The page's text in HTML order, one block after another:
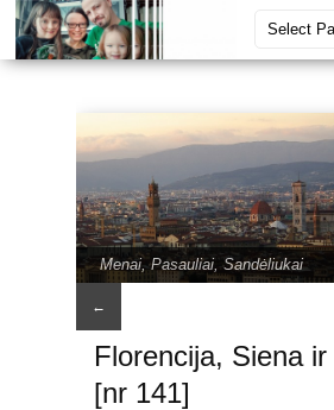
Menai,Pasauliai,Sandėliukai
←
Florencija, Siena
[nr 141]